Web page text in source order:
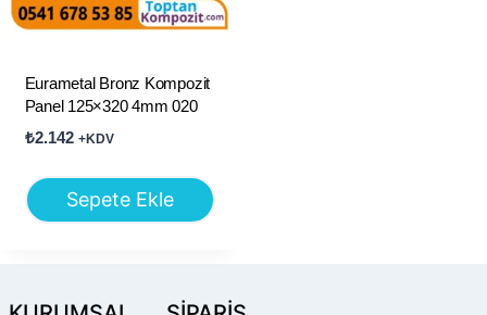
Eurametal Bronz Kompozit
Panel 125×320 4mm 020
₺2.142 +KDV
Sepete Ekle